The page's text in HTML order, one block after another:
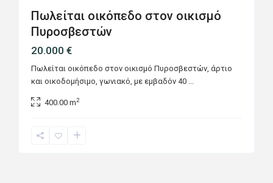
Πωλείται οικόπεδο στον οικισμό
Πυροσβεστών
20.000 €
Πωλείται οικόπεδο στον οικισμό Πυροσβεστών, άρτιο
και οικοδομήσιμο, γωνιακό, με εμβαδόν 40 ...
400.00 m2